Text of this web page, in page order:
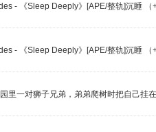
- 《Sleep Deeply》[APE/整轨]沉睡 （
- 《Sleep Deeply》[APE/整轨]沉睡 （
里一对狮子兄弟，弟弟爬树时把自己挂